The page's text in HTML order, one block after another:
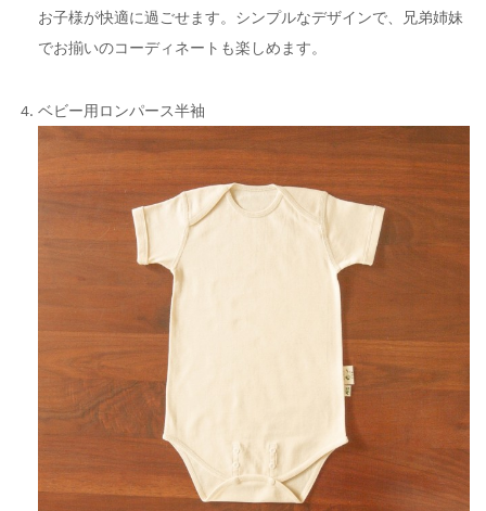
お子様が快適に過ごせます。シンプルなデザインで、兄弟姉妹
でお揃いのコーディネートも楽しめます。
ベビー用ロンパース半袖